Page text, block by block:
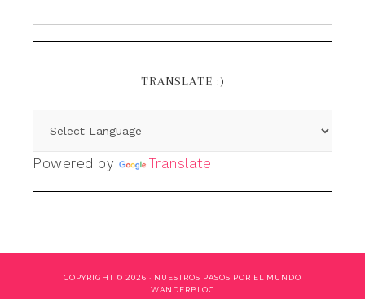
TRANSLATE :)
Powered by Translate
COPYRIGHT © 2026 · NUESTROS PASOS POR EL MUNDO
WANDERBLOG